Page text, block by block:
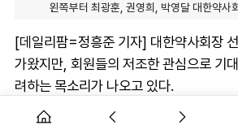
왼쪽부터 최광훈, 권영희, 박영달 대한약사
[데일리팜=정흥준 기자] 대한약사회장
가왔지만, 회원들의 저조한 관심으로 기
려하는 목소리가 나오고 있다.